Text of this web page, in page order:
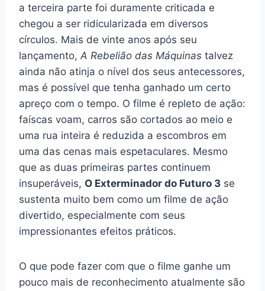
a terceira parte foi duramente criticada e
chegou a ser ridicularizada em diversos
círculos. Mais de vinte anos após seu
lançamento, A Rebelião das Máquinas talvez
ainda não atinja o nível dos seus antecessores,
mas é possível que tenha ganhado um certo
apreço com o tempo. O filme é repleto de ação:
faíscas voam, carros são cortados ao meio e
uma rua inteira é reduzida a escombros em
uma das cenas mais espetaculares. Mesmo
que as duas primeiras partes continuem
insuperáveis, O Exterminador do Futuro 3 se
sustenta muito bem como um filme de ação
divertido, especialmente com seus
impressionantes efeitos práticos.
O que pode fazer com que o filme ganhe um
pouco mais de reconhecimento atualmente são